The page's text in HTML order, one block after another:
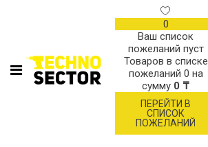
0
Ваш список
пожеланий пуст
Товаров в списке
пожеланий 0 на
сумму 0 ₸
ПЕРЕЙТИ В
СПИСОК
ПОЖЕЛАНИЙ